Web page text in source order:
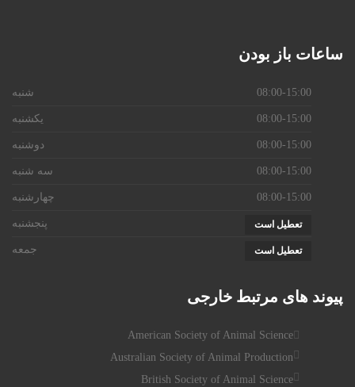
ساعات باز بودن
شنبه 08:00-15:00
یکشنبه 08:00-15:00
دوشنبه 08:00-15:00
سه شنبه 08:00-15:00
چهارشنبه 08:00-15:00
پنجشنبه تعطیل است
جمعه تعطیل است
پیوند های مرتبط خارجی
American Society of Animal Science
Australian Society of Animal Production
British Society of Animal Science